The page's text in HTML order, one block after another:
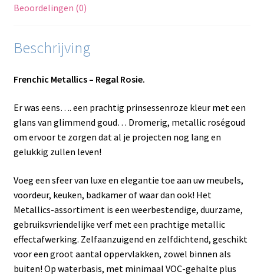
Beoordelingen (0)
Beschrijving
Frenchic Metallics – Regal Rosie.
Er was eens…. een prachtig prinsessenroze kleur met een
glans van glimmend goud… Dromerig, metallic roségoud
om ervoor te zorgen dat al je projecten nog lang en
gelukkig zullen leven!
Voeg een sfeer van luxe en elegantie toe aan uw meubels,
voordeur, keuken, badkamer of waar dan ook! Het
Metallics-assortiment is een weerbestendige, duurzame,
gebruiksvriendelijke verf met een prachtige metallic
effectafwerking. Zelfaanzuigend en zelfdichtend, geschikt
voor een groot aantal oppervlakken, zowel binnen als
buiten! Op waterbasis, met minimaal VOC-gehalte plus